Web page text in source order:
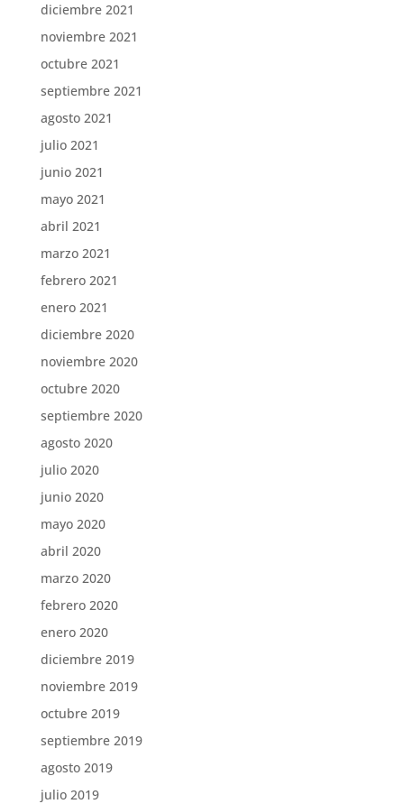
diciembre 2021
noviembre 2021
octubre 2021
septiembre 2021
agosto 2021
julio 2021
junio 2021
mayo 2021
abril 2021
marzo 2021
febrero 2021
enero 2021
diciembre 2020
noviembre 2020
octubre 2020
septiembre 2020
agosto 2020
julio 2020
junio 2020
mayo 2020
abril 2020
marzo 2020
febrero 2020
enero 2020
diciembre 2019
noviembre 2019
octubre 2019
septiembre 2019
agosto 2019
julio 2019